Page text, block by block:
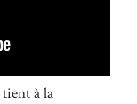
à la